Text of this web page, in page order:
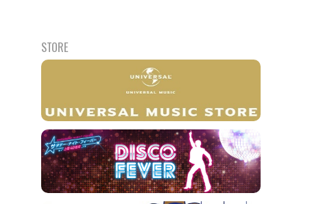
STORE